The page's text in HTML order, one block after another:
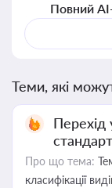
Повний
Теми, які
Перехід
Про що тема:
класифікації